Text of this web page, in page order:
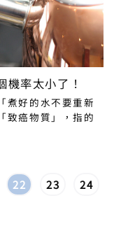
率太小了！
煮好的水不要重新
致癌物質」，指的
22 23
24